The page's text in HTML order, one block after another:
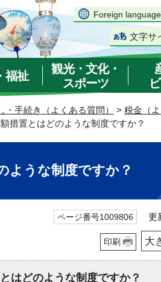
Foreign language
文字サ
福祉
観光・文化・
スポーツ
・手続き（よくある質問） > 税金（よ
措置とはどのような制度ですか？
ような制度ですか？
ページ番号1009806 更
印刷 大
はどのような制度ですか？